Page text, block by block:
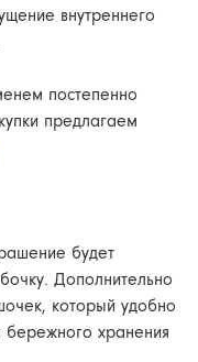
внутреннего
постепенно
предлагаем
будет
Дополнительно
который удобно
бережного хранения
Возврат
Уход
Оферта